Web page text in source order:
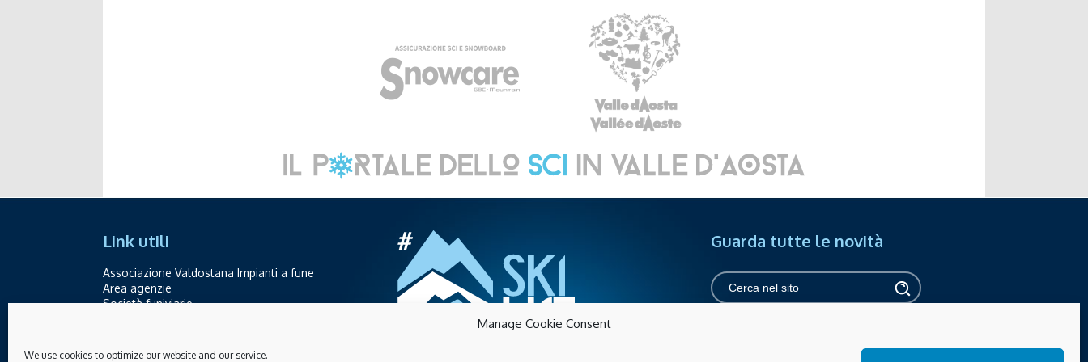
Manage Cookie Consent
We use cookies to optimize our website and our service.
Link utili
Associazione Valdostana Impianti a fune
Area agenzie
Società funiviarie
Guarda tutte le novità